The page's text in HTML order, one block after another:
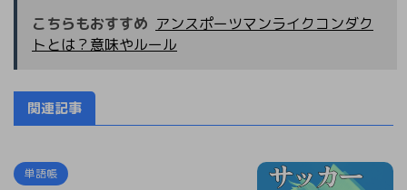
こちらもおすすめ アンスポーツマンライクコンダク
トとは？意味やルール
関連記事
単語帳